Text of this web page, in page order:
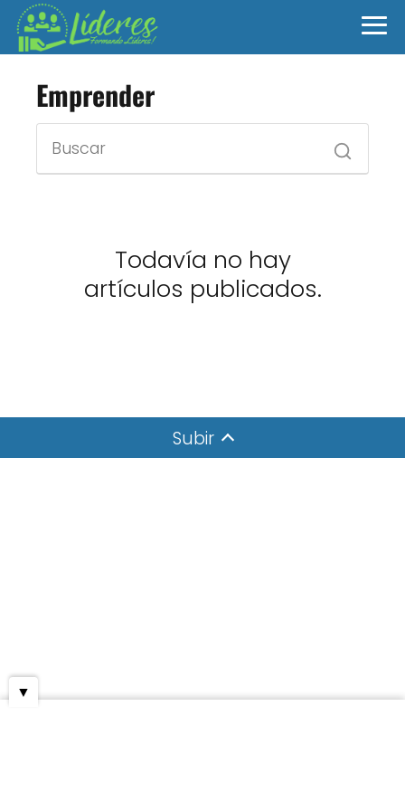
Emprender
Todavía no hay
artículos publicados.
Subir
▼